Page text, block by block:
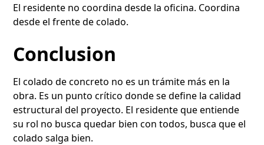
El residente no coordina desde la oficina. Coordina
desde el frente de colado.
Conclusion
El colado de concreto no es un trámite más en la
obra. Es un punto crítico donde se define la calidad
estructural del proyecto. El residente que entiende
su rol no busca quedar bien con todos, busca que el
colado salga bien.